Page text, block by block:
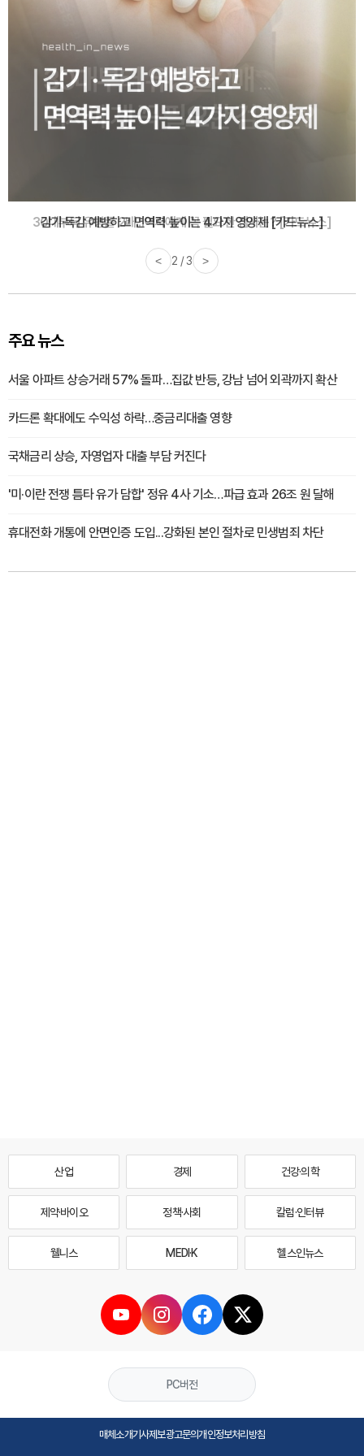
감기·독감 예방하고 면역력 높이는 4가지 영양제 [카드뉴스]
< 3 / 3 >
주요 뉴스
서울 아파트 상승거래 57% 돌파…집값 반등, 강남 넘어 외곽까지 확산
카드론 확대에도 수익성 하락…중금리대출 영향
국채금리 상승, 자영업자 대출 부담 커진다
'미·이란 전쟁 틈타 유가 담합' 정유 4사 기소…파급 효과 26조 원 달해
휴대전화 개통에 안면인증 도입...강화된 본인 절차로 민생범죄 차단
산업 경제 건강·의학
제약·바이오 정책·사회 칼럼·인터뷰
웰니스 MEDI·K 헬스인뉴스
PC버전
매체소개기사제보광고문의개인정보처리방침